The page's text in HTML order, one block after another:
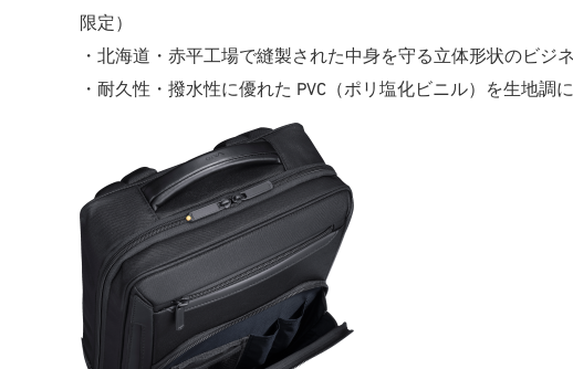
限定）
・北海道・赤平工場で縫製された中身を守る立体形状のビジネ
・耐久性・撥水性に優れた PVC（ポリ塩化ビニル）を生地調